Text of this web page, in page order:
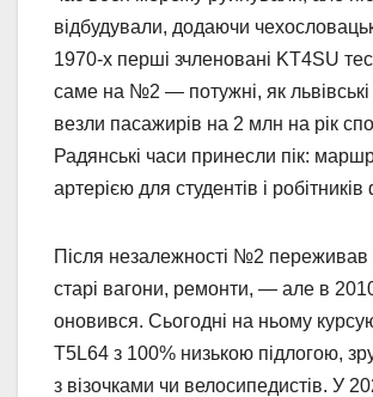
відбудували, додаючи
1970-х перші зчленовані KT4SU
саме на №2 — потужні, як
везли пасажирів на 2 млн на рік
Радянські часи принесли пік:
артерією для студентів і
Після незалежності №2
старі вагони, ремонти, — але в
оновився. Сьогодні на ньому
T5L64 з 100% низькою підлогою,
з візочками чи велосипедистів. У